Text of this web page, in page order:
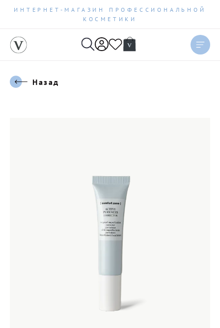
ИНТЕРНЕТ-МАГАЗИН ПРОФЕССИОНАЛЬНОЙ
КОСМЕТИКИ
Назад